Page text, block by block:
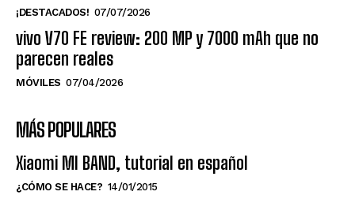
¡DESTACADOS! 07/07/2026
vivo V70 FE review: 200 MP y 7000 mAh que no
parecen reales
MÓVILES 07/04/2026
MÁS POPULARES
Xiaomi MI BAND, tutorial en español
¿CÓMO SE HACE? 14/01/2015